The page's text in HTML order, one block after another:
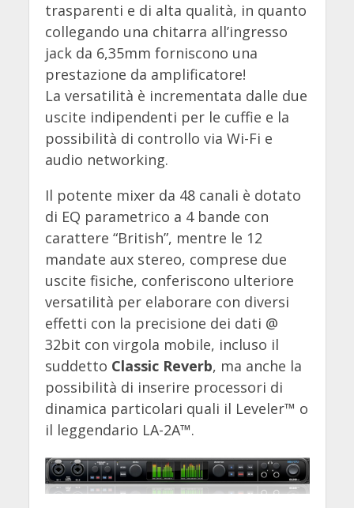
trasparenti e di alta qualità, in quanto
collegando una chitarra all’ingresso
jack da 6,35mm forniscono una
prestazione da amplificatore!
La versatilità è incrementata dalle due
uscite indipendenti per le cuffie e la
possibilità di controllo via Wi-Fi e
audio networking.
Il potente mixer da 48 canali è dotato
di EQ parametrico a 4 bande con
carattere “British”, mentre le 12
mandate aux stereo, comprese due
uscite fisiche, conferiscono ulteriore
versatilità per elaborare con diversi
effetti con la precisione dei dati @
32bit con virgola mobile, incluso il
suddetto Classic Reverb, ma anche la
possibilità di inserire processori di
dinamica particolari quali il Leveler™ o
il leggendario LA-2A™.